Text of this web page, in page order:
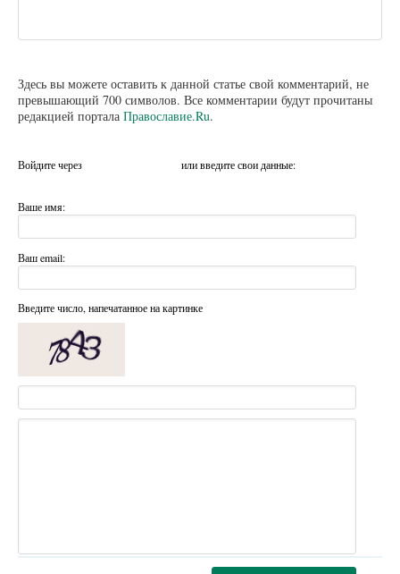
Здесь вы можете оставить к данной статье свой комментарий, не
превышающий 700 символов. Все комментарии будут прочитаны
редакцией портала Православие.Ru.
Войдите через или введите свои данные:
Ваше имя:
Ваш email:
Введите число, напечатанное на картинке